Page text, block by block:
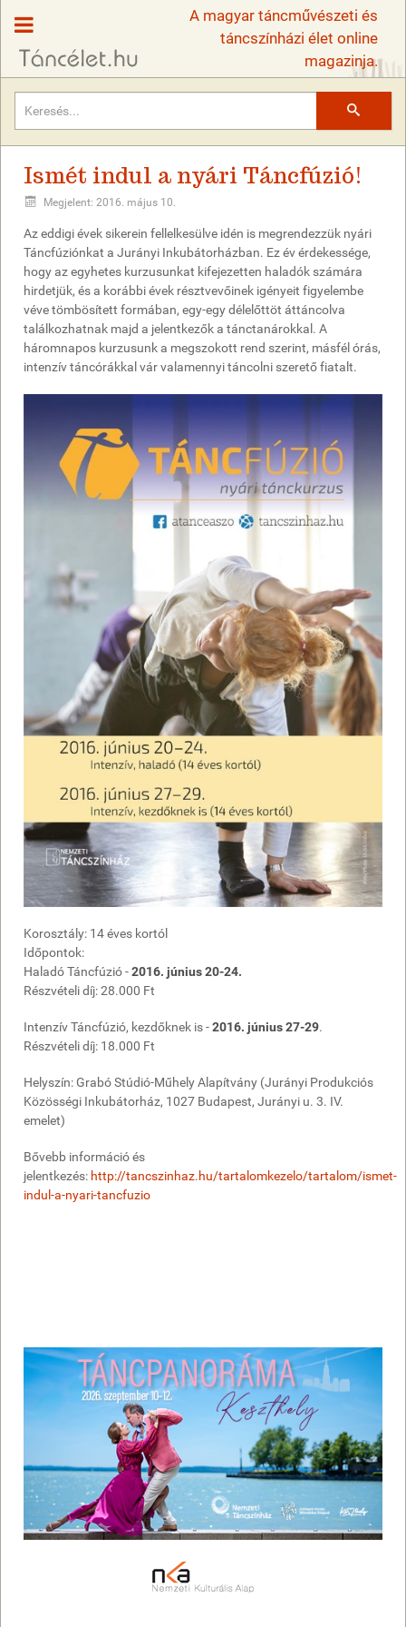
A magyar táncművészeti és
táncszínházi élet online
magazinja.
Ismét indul a nyári Táncfúzió!
Megjelent: 2016. május 10.
Az eddigi évek sikerein fellelkesülve idén is megrendezzük nyári
Táncfúziónkat a Jurányi Inkubátorházban. Ez év érdekessége,
hogy az egyhetes kurzusunkat kifejezetten haladók számára
hirdetjük, és a korábbi évek résztvevőinek igényeit figyelembe
véve tömbösített formában, egy-egy délelőttöt áttáncolva
találkozhatnak majd a jelentkezők a tánctanárokkal. A
háromnapos kurzusunk a megszokott rend szerint, másfél órás,
intenzív táncórákkal vár valamennyi táncolni szerető fiatalt.
Korosztály: 14 éves kortól
Időpontok:
Haladó Táncfúzió -2016. június 20-24.
Részvételi díj: 28.000 Ft
Intenzív Táncfúzió, kezdőknek is -2016. június 27-29.
Részvételi díj: 18.000 Ft
Helyszín: Grabó Stúdió-Műhely Alapítvány (Jurányi Produkciós
Közösségi Inkubátorház, 1027 Budapest, Jurányi u. 3. IV.
emelet)
Bővebb információ és
jelentkezés: http://tancszinhaz.hu/tartalomkezelo/tartalom/ismet-
indul-a-nyari-tancfuzio